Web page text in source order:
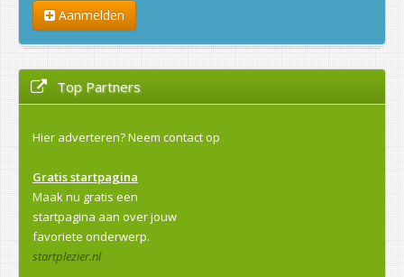
Aanmelden
Top Partners
Hier adverteren?Neem contact op
Gratis startpagina
Maak nu gratis een
startpagina aan over jouw
favoriete onderwerp.
startplezier.nl